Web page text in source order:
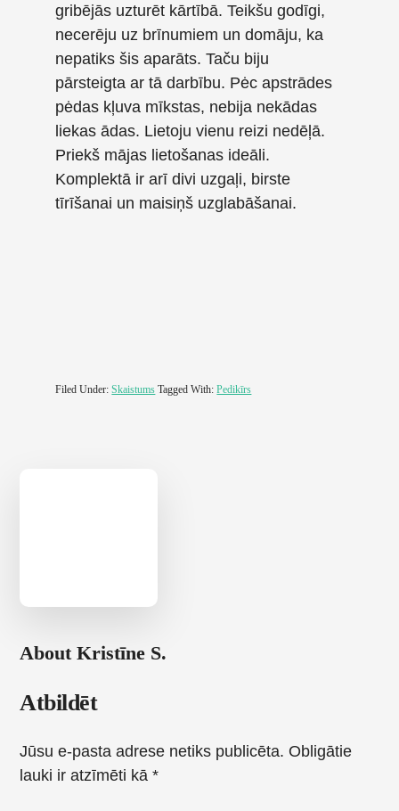
gribējās uzturēt kārtībā. Teikšu godīgi,
necerēju uz brīnumiem un domāju, ka
nepatiks šis aparāts. Taču biju
pārsteigta ar tā darbību. Pėc apstrādes
pėdas kļuva mīkstas, nebija nekādas
liekas ādas. Lietoju vienu reizi nedēļā.
Priekš mājas lietošanas ideāli.
Komplektā ir arī divi uzgaļi, birste
tīrīšanai un maisiņš uzglabāšanai.
Filed Under:Skaistums Tagged With:Pedikīrs
AboutKristīne S.
Reader
Interactions
Atbildēt
Jūsu e-pasta adrese netiks publicēta. Obligātie
lauki ir atzīmēti kā*